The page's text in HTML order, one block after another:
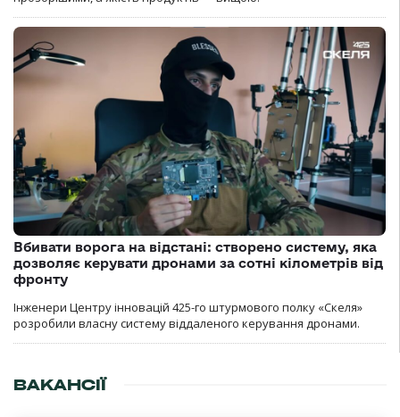
Вбивати ворога на відстані: створено систему, яка
дозволяє керувати дронами за сотні кілометрів від
фронту
Інженери Центру інновацій 425-го штурмового полку «Скеля»
розробили власну систему віддаленого керування дронами.
ВАКАНСІЇ